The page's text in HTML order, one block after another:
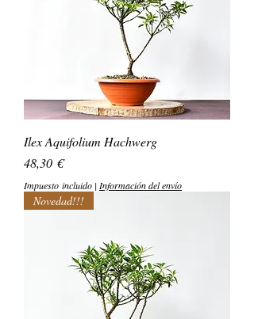
Ilex Aquifolium Hachwerg
Precio
48,30 €
Impuesto incluido | Información del envío
Novedad!!!